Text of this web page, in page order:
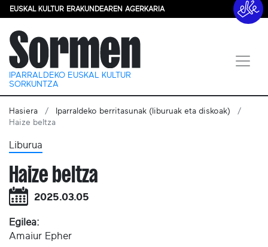
EUSKAL KULTUR ERAKUNDEAREN AGERKARIA
IPARRALDEKO EUSKAL KULTUR
SORKUNTZA
Hasiera
Iparraldeko berritasunak (liburuak eta diskoak)
Haize beltza
Liburua
Haize beltza
2025.03.05
Egilea:
Amaiur Epher